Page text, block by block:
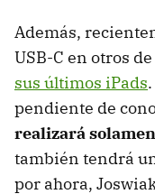
Además,
USB-C en otros
sus últimos iPads
pendiente de
realizará
también tendrá
por ahora,